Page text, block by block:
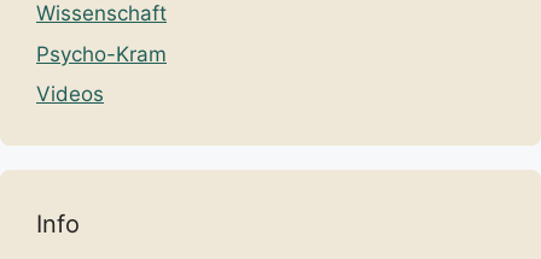
Wissenschaft
Psycho-Kram
Videos
Info